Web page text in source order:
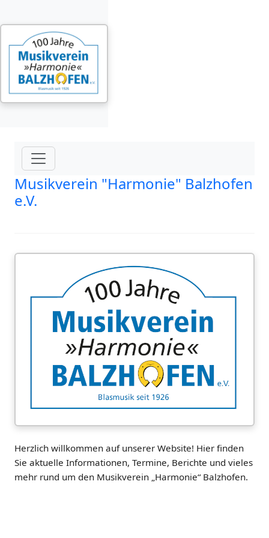
Musikverein "Harmonie" Balzhofen
e.V.
Herzlich willkommen auf unserer Website! Hier finden
Sie aktuelle Informationen, Termine, Berichte und vieles
mehr rund um den Musikverein „Harmonie“ Balzhofen.